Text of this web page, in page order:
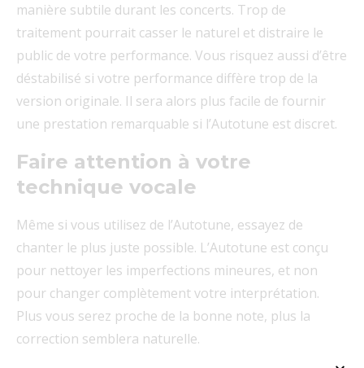
manière subtile durant les concerts. Trop de
traitement pourrait casser le naturel et distraire le
public de votre performance. Vous risquez aussi d’être
déstabilisé si votre performance diffère trop de la
version originale. Il sera alors plus facile de fournir
une prestation remarquable si l’Autotune est discret.
Faire attention à votre
technique vocale
Même si vous utilisez de l’Autotune, essayez de
chanter le plus juste possible. L’Autotune est conçu
pour nettoyer les imperfections mineures, et non
pour changer complètement votre interprétation.
Plus vous serez proche de la bonne note, plus la
correction semblera naturelle.